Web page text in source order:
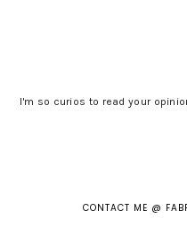
I'm so curios to read your
CONTACT ME @